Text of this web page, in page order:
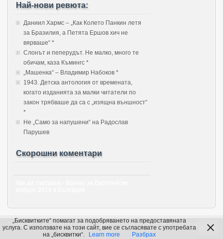
Най-нови ревюта:
Даниил Хармс – „Как Колето Панкин летя
за Бразилия, а Петята Ершов хич не
вярваше“ *
Слонът и пеперудът. Не малко, много те
обичам, каза Къмингс *
„Машенка“ – Владимир Набоков *
1943. Детска антология от времената,
когато изданията за малки читатели по
закон трябваше да са с „изящна външност“
*
Не „Само за напушени“ на Радослав
Парушев
Скорошни коментари
Copyright © 2026 Литературата Днес | Powered byzBenchandWordPress
Top
„Бисквитките“ помагат за подобряването на предоставяната
услуга. С използвате на този сайт, вие се съгласявате с употребата
на „бисквитки“.
Learn more Разбрах